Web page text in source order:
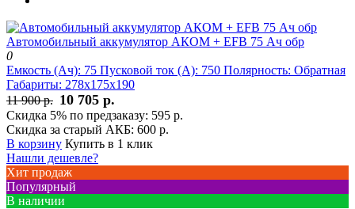
Автомобильный аккумулятор АКОМ + EFB 75 Ач обр
0
Емкость (Ач): 75 Пусковой ток (А): 750 Полярность: Обратная
Габариты: 278x175x190
11 900 р. 10 705 р.
Скидка 5% по предзаказу: 595 р.
Скидка за старый АКБ: 600 р.
В корзину Купить в 1 клик
Нашли дешевле?
Хит продаж
Популярный
В наличии